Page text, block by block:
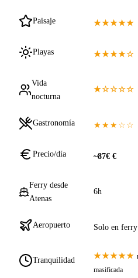
Paisaje ★★★★★
Playas ★★★★☆
Vida
nocturna
★☆☆☆☆
Gastronomía ★★★☆☆
Precio/día ~87€ €
Ferry desde
Atenas
6h
Aeropuerto Solo en ferry
Tranquilidad ★★★★★
masificada